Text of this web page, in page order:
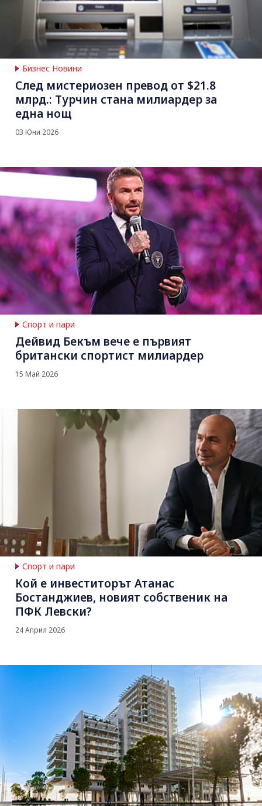
Бизнес Новини
След мистериозен превод от $21.8
млрд.: Турчин стана милиардер за
една нощ
03 Юни 2026
Спорт и пари
Дейвид Бекъм вече е първият
британски спортист милиардер
15 Май 2026
Спорт и пари
Кой е инвеститорът Атанас
Бостанджиев, новият собственик на
ПФК Левски?
24 Април 2026